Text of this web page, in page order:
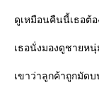
ดูเหมือนคืนนี้เธอต้
เธอนั่งมองดูชายหนุ่
เขาว่าลูกค้าถูกมัดบ